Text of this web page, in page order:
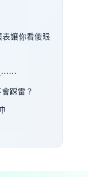
讓你看傻眼
⋯⋯
踩雷？